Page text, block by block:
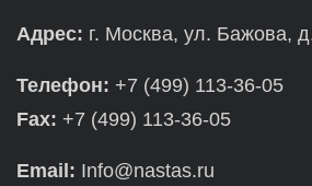
Адрес: г. Москва, ул. Бажова,
Телефон: +7 (499) 113-36-05
Fax: +7 (499) 113-36-05
Email: Info@nastas.ru